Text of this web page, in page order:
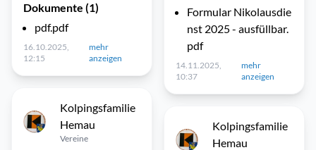
Dokumente (1)
pdf.pdf
16.10.2025,
12:15
mehr
anzeigen
Kolpingsfamilie
Hemau
Vereine
Formular Nikolausdie
nst 2025 - ausfüllbar.
pdf
14.11.2025,
10:37
mehr
anzeigen
Kolpingsfamilie
Hemau